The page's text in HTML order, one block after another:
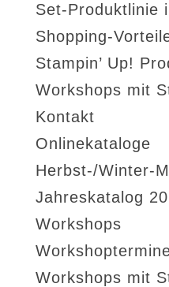
Set-Produktlinie
Shopping-
Stampin’ Up!
Workshops mit
Kontakt
Onlinekataloge
Herbst-/Winter-
Jahreskatalog
Workshops
Workshops mit